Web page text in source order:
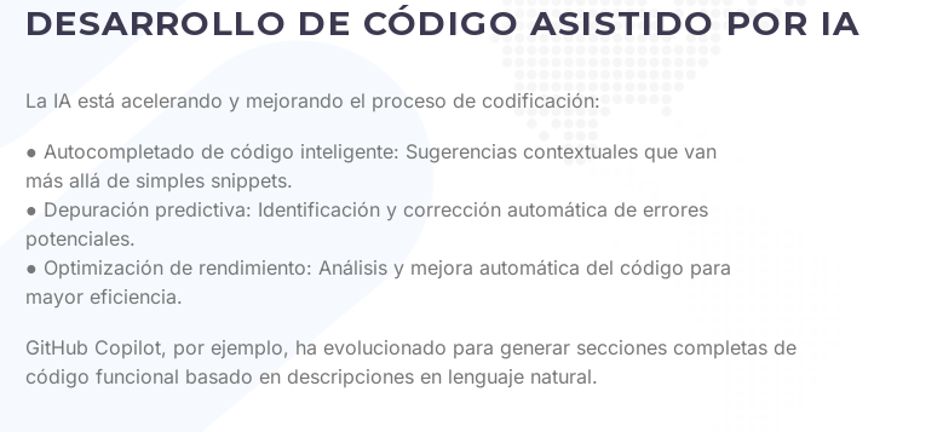
DESARROLLO DE CÓDIGO ASISTIDO POR IA
La IA está acelerando y mejorando el proceso de codificación:
● Autocompletado de código inteligente: Sugerencias contextuales que van
más allá de simples snippets.
● Depuración predictiva: Identificación y corrección automática de errores
potenciales.
● Optimización de rendimiento: Análisis y mejora automática del código para
mayor eficiencia.
GitHub Copilot, por ejemplo, ha evolucionado para generar secciones completas de
código funcional basado en descripciones en lenguaje natural.